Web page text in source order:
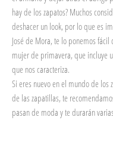
hay de los zapatos? Muchos
deshacer un look, por lo que es
José de Mora, te lo ponemos
mujer de primavera, que incluye
que nos caracteriza.
Si eres nuevo en el mundo de
de las zapatillas, te
pasan de moda y te durarán